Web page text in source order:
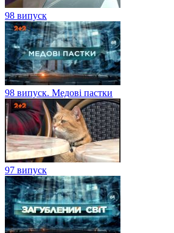
98 випуск
98 випуск. Медові пастки
97 випуск